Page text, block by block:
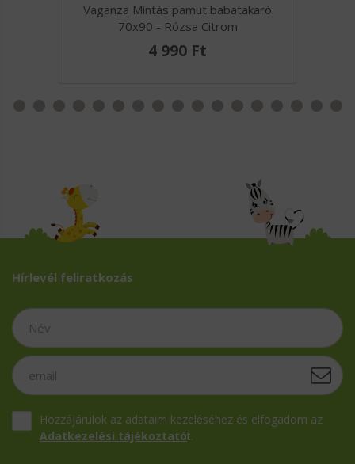
Vaganza Mintás pamut babatakaró
70x90 - Rózsa Citrom
4 990 Ft
Hírlevél feliratkozás
Hozzájárulok az adataim kezeléséhez és elfogadom az
Adatkezelési tájékoztatót.